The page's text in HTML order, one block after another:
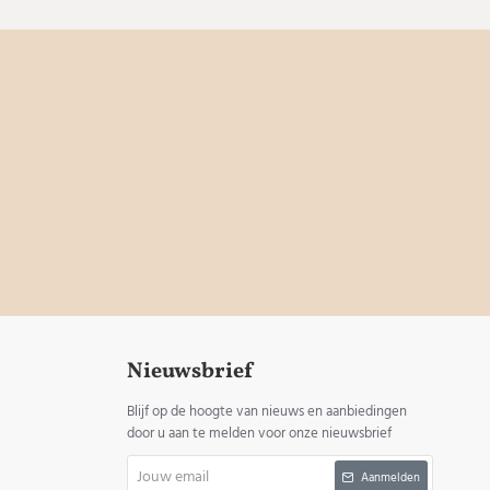
Nieuwsbrief
Blijf op de hoogte van nieuws en aanbiedingen
door u aan te melden voor onze nieuwsbrief
Aanmelden